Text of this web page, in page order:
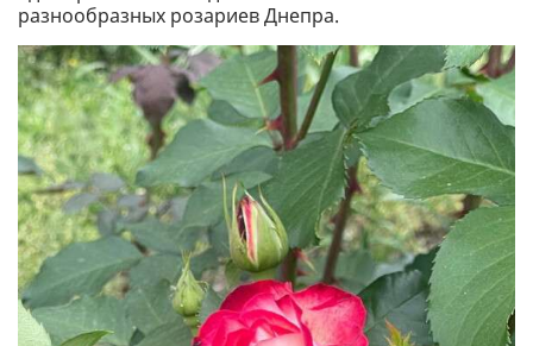
разнообразных розариев Днепра.